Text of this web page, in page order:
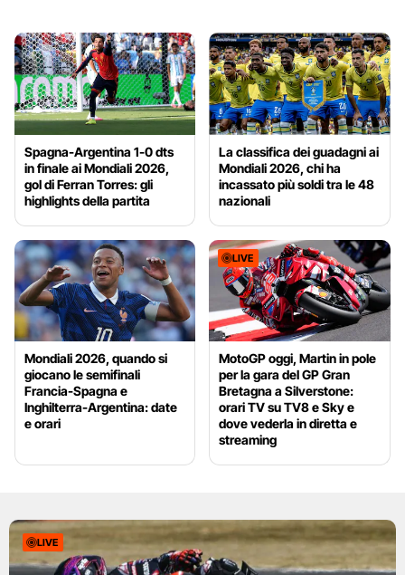
Spagna-Argentina 1-0 dts
in finale ai Mondiali 2026,
gol di Ferran Torres: gli
highlights della partita
La classifica dei guadagni ai
Mondiali 2026, chi ha
incassato più soldi tra le 48
nazionali
Mondiali 2026, quando si
giocano le semifinali
Francia-Spagna e
Inghilterra-Argentina: date
e orari
LIVE
MotoGP oggi, Martin in pole
per la gara del GP Gran
Bretagna a Silverstone:
orari TV su TV8 e Sky e
dove vederla in diretta e
streaming
LIVE